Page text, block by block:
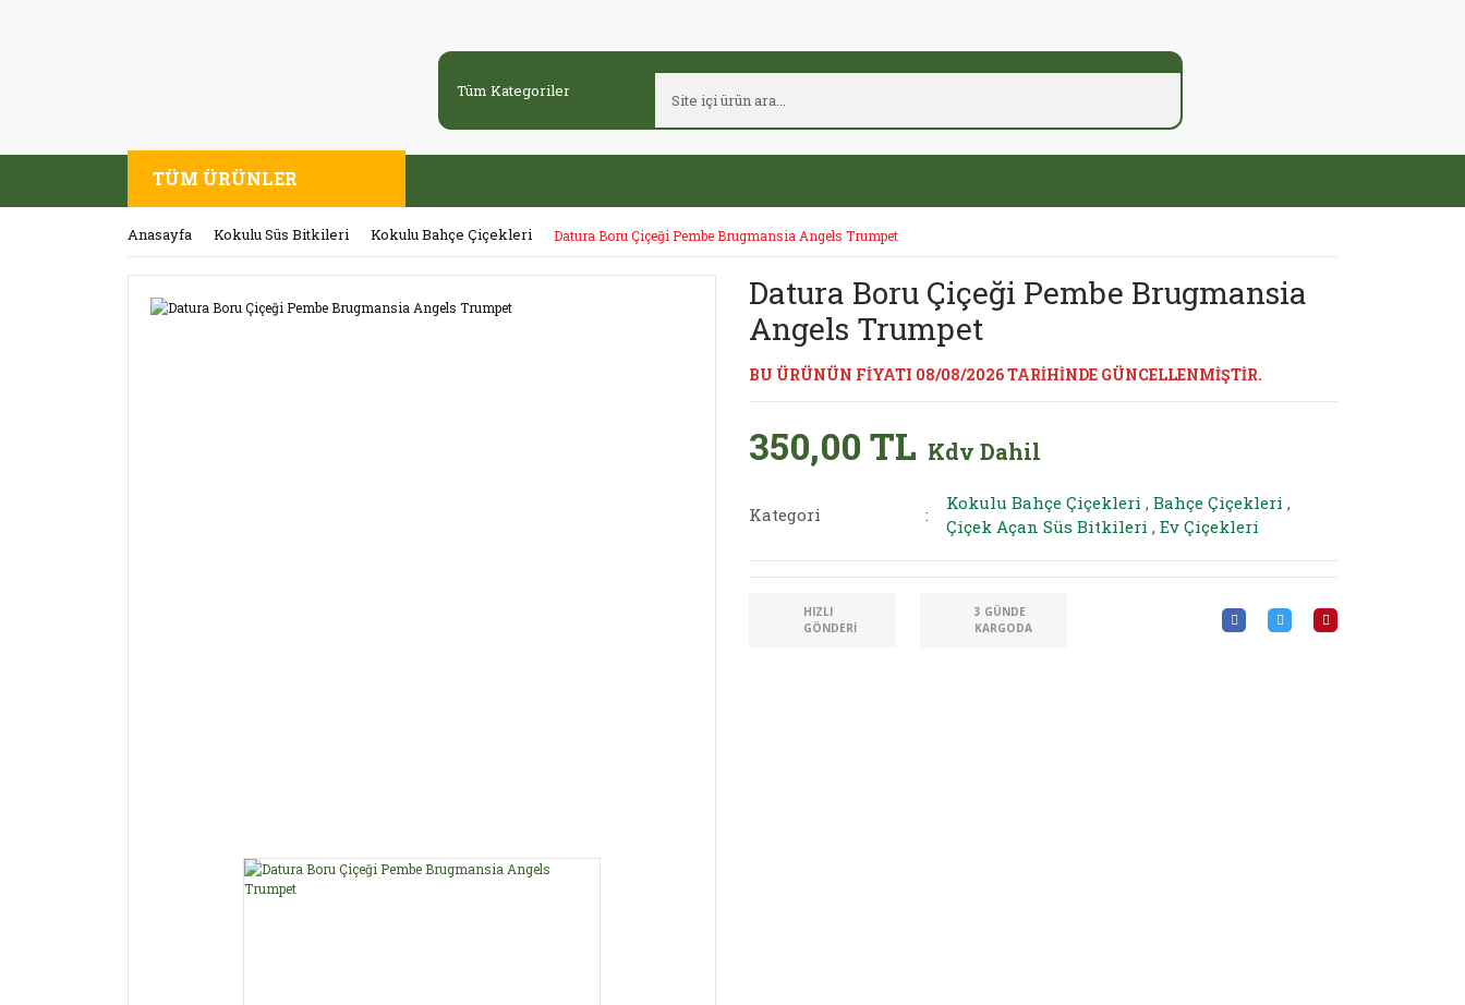
TÜM ÜRÜNLER
Anasayfa Kokulu Süs Bitkileri Kokulu Bahçe Çiçekleri Datura Boru Çiçeği Pembe Brugmansia Angels Trumpet
Datura Boru Çiçeği Pembe Brugmansia
Angels Trumpet
BU ÜRÜNÜN FİYATI 08/08/2026 TARİHİNDE GÜNCELLENMİŞTİR.
350,00 TL Kdv Dahil
Kategori
Kokulu Bahçe Çiçekleri , Bahçe Çiçekleri ,
Çiçek Açan Süs Bitkileri , Ev Çiçekleri
HIZLI
GÖNDERI
3 GÜNDE
KARGODA